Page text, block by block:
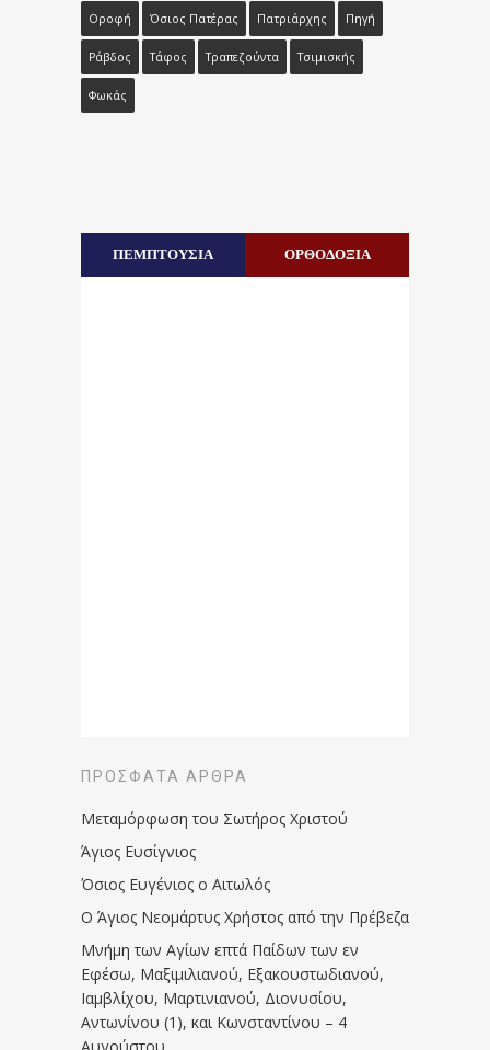
Οροφή Όσιος Πατέρας Πατριάρχης Πηγή
Ράβδος Τάφος Τραπεζούντα Τσιμισκής
Φωκάς
ΠΕΜΠΤΟΥΣΙΑ ΟΡΘΟΔΟΞΙΑ
ΠΡΌΣΦΑΤΑ ΆΡΘΡΑ
Μεταμόρφωση του Σωτήρος Χριστού
Άγιος Ευσίγνιος
Όσιος Ευγένιος ο Αιτωλός
Ο Άγιος Νεομάρτυς Χρήστος από την Πρέβεζα
Μνήμη των Aγίων επτά Παίδων των εν
Eφέσω, Mαξιμιλιανού, Eξακουστωδιανού,
Iαμβλίχου, Mαρτινιανού, Διονυσίου,
Aντωνίνου (1), και Kωνσταντίνου – 4